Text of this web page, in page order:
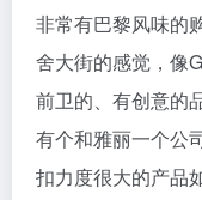
非常有巴黎风味的
舍大街的感觉，像
前卫的、有创意的
有个和雅丽一个公
扣力度很大的产品